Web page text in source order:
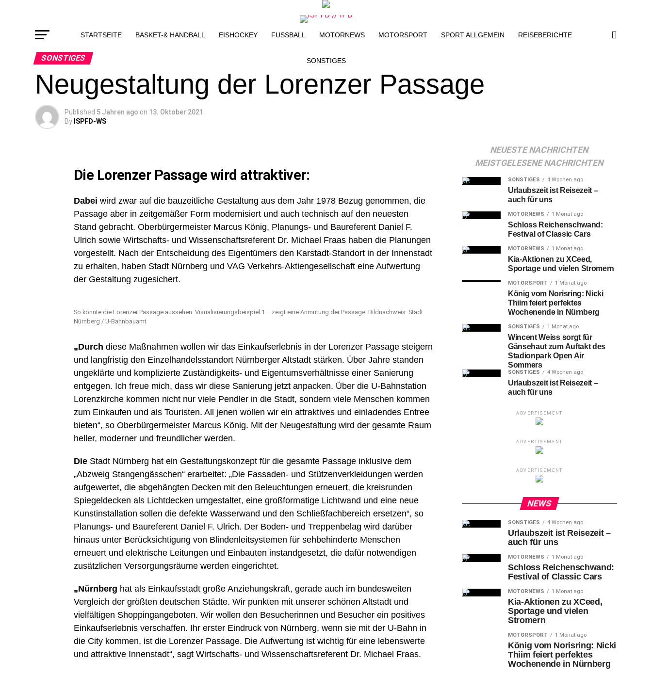
STARTSEITE BASKET-& HANDBALL EISHOCKEY FUSSBALL MOTORNEWS MOTORSPORT SPORT ALLGEMEIN REISEBERICHTE
SONSTIGES
SONSTIGES
Neugestaltung der Lorenzer Passage
Published 5 Jahren ago on 13. Oktober 2021
By ISPFD-WS
Die Lorenzer Passage wird attraktiver:
Dabei wird zwar auf die bauzeitliche Gestaltung aus dem Jahr 1978 Bezug genommen, die
Passage aber in zeitgemäßer Form modernisiert und auch technisch auf den neuesten
Stand gebracht. Oberbürgermeister Marcus König, Planungs- und Baureferent Daniel F.
Ulrich sowie Wirtschafts- und Wissenschaftsreferent Dr. Michael Fraas haben die Planungen
vorgestellt. Nach der Entscheidung des Eigentümers den Karstadt-Standort in der Innenstadt
zu erhalten, haben Stadt Nürnberg und VAG Verkehrs-Aktiengesellschaft eine Aufwertung
der Gestaltung zugesichert.
So könnte die Lorenzer Passage aussehen: Visualisierungsbeispiel 1 – zeigt eine Anmutung der Passage. Bildnachweis: Stadt
Nürnberg / U-Bahnbauamt
„Durch diese Maßnahmen wollen wir das Einkaufserlebnis in der Lorenzer Passage steigern
und langfristig den Einzelhandelsstandort Nürnberger Altstadt stärken. Über Jahre standen
ungeklärte und komplizierte Zuständigkeits- und Eigentumsverhältnisse einer Sanierung
entgegen. Ich freue mich, dass wir diese Sanierung jetzt anpacken. Über die U-Bahnstation
Lorenzkirche kommen nicht nur viele Pendler in die Stadt, sondern viele Menschen kommen
zum Einkaufen und als Touristen. All jenen wollen wir ein attraktives und einladendes Entree
bieten“, so Oberbürgermeister Marcus König. Mit der Neugestaltung wird der gesamte Raum
heller, moderner und freundlicher werden.
Die Stadt Nürnberg hat ein Gestaltungskonzept für die gesamte Passage inklusive dem
„Abzweig Stangengässchen“ erarbeitet: „Die Fassaden- und Stützenverkleidungen werden
aufgewertet, die abgehängten Decken mit den Beleuchtungen erneuert, die kreisrunden
Spiegeldecken als Lichtdecken umgestaltet, eine großformatige Lichtwand und eine neue
Kunstinstallation sollen die defekte Wasserwand und den Schließfachbereich ersetzen“, so
Planungs- und Baureferent Daniel F. Ulrich. Der Boden- und Treppenbelag wird darüber
hinaus unter Berücksichtigung von Blindenleitsystemen für sehbehinderte Menschen
erneuert und elektrische Leitungen und Einbauten instandgesetzt, die dafür notwendigen
zusätzlichen Versorgungsräume werden eingerichtet.
„Nürnberg hat als Einkaufsstadt große Anziehungskraft, gerade auch im bundesweiten
Vergleich der größten deutschen Städte. Wir punkten mit unserer schönen Altstadt und
vielfältigen Shoppingangeboten. Wir wollen den Besucherinnen und Besucher ein positives
Einkaufserlebnis verschaffen. Ihr erster Eindruck von Nürnberg, wenn sie mit der U-Bahn in
die City kommen, ist die Lorenzer Passage. Die Aufwertung ist wichtig für eine lebenswerte
und attraktive Innenstadt“, sagt Wirtschafts- und Wissenschaftsreferent Dr. Michael Fraas.
NEUESTE NACHRICHTEN
MEISTGELESENE NACHRICHTEN
SONSTIGES 4 Wochen ago
Urlaubszeit ist Reisezeit –
auch für uns
MOTORNEWS 1 Monat ago
Schloss Reichenschwand:
Festival of Classic Cars
MOTORNEWS 1 Monat ago
Kia-Aktionen zu XCeed,
Sportage und vielen Stromern
MOTORSPORT 1 Monat ago
König vom Norisring: Nicki
Thiim feiert perfektes
Wochenende in Nürnberg
SONSTIGES 1 Monat ago
Wincent Weiss sorgt für
Gänsehaut zum Auftakt des
Stadionpark Open Air
Sommers
SONSTIGES 4 Wochen ago
Urlaubszeit ist Reisezeit –
auch für uns
ADVERTISEMENT
ADVERTISEMENT
ADVERTISEMENT
NEWS
SONSTIGES 4 Wochen ago
Urlaubszeit ist Reisezeit –
auch für uns
MOTORNEWS 1 Monat ago
Schloss Reichenschwand:
Festival of Classic Cars
MOTORNEWS 1 Monat ago
Kia-Aktionen zu XCeed,
Sportage und vielen
Stromern
MOTORSPORT 1 Monat ago
König vom Norisring: Nicki
Thiim feiert perfektes
Wochenende in Nürnberg